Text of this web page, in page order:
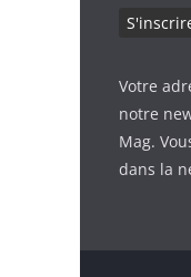
Votre
notre
Mag.
dans la